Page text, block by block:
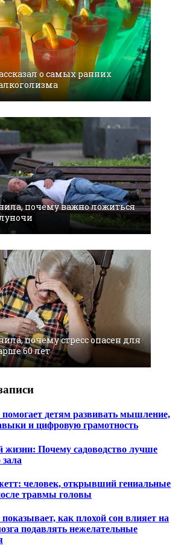
о самых ранних
почему важно ложиться
почему стресс опасен для
60 лет
детям развивать мышление,
и цифровую грамотность
жизни: Почему садоводство лучше
человек, открывший гениальные
травмы головы
как плохой сон влияет на
подавлять нежелательные